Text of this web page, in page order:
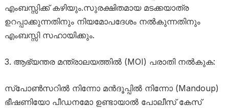
എംബസ്സിക്ക് കഴിയും.സുരക്ഷിതമായ മടക്കയാത്ര
ഉറപ്പാക്കുന്നതിനും നിയമോപദേശം നൽകുന്നതിനും
എംബസ്സി സഹായിക്കും.
ആഭ്യന്തര മന്ത്രാലയത്തിൽ (MOI) പരാതി നൽകുക:
സ്പോൺസറിൽ നിന്നോ മൻദൂപ്പിൽ നിന്നോ (Mandoup)
ഭീഷണിയോ പീഡനമോ ഉണ്ടായാൽ പോലീസ് കേസ്